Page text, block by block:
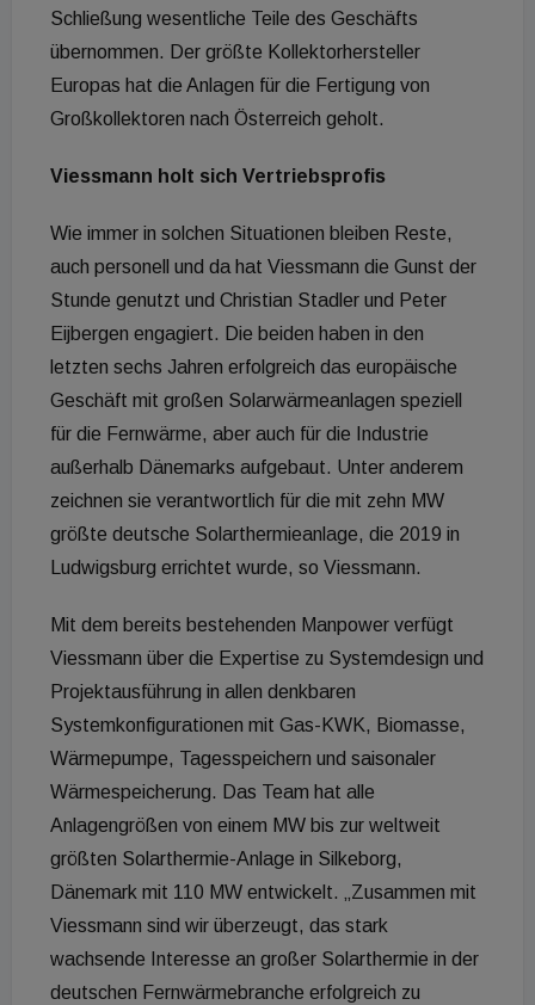
Schließung wesentliche Teile des Geschäfts
übernommen. Der größte Kollektorhersteller
Europas hat die Anlagen für die Fertigung von
Großkollektoren nach Österreich geholt.
Viessmann holt sich Vertriebsprofis
Wie immer in solchen Situationen bleiben Reste,
auch personell und da hat Viessmann die Gunst der
Stunde genutzt und Christian Stadler und Peter
Eijbergen engagiert. Die beiden haben in den
letzten sechs Jahren erfolgreich das europäische
Geschäft mit großen Solarwärmeanlagen speziell
für die Fernwärme, aber auch für die Industrie
außerhalb Dänemarks aufgebaut. Unter anderem
zeichnen sie verantwortlich für die mit zehn MW
größte deutsche Solarthermieanlage, die 2019 in
Ludwigsburg errichtet wurde, so Viessmann.
Mit dem bereits bestehenden Manpower verfügt
Viessmann über die Expertise zu Systemdesign und
Projektausführung in allen denkbaren
Systemkonfigurationen mit Gas-KWK, Biomasse,
Wärmepumpe, Tagesspeichern und saisonaler
Wärmespeicherung. Das Team hat alle
Anlagengrößen von einem MW bis zur weltweit
größten Solarthermie-Anlage in Silkeborg,
Dänemark mit 110 MW entwickelt. „Zusammen mit
Viessmann sind wir überzeugt, das stark
wachsende Interesse an großer Solarthermie in der
deutschen Fernwärmebranche erfolgreich zu